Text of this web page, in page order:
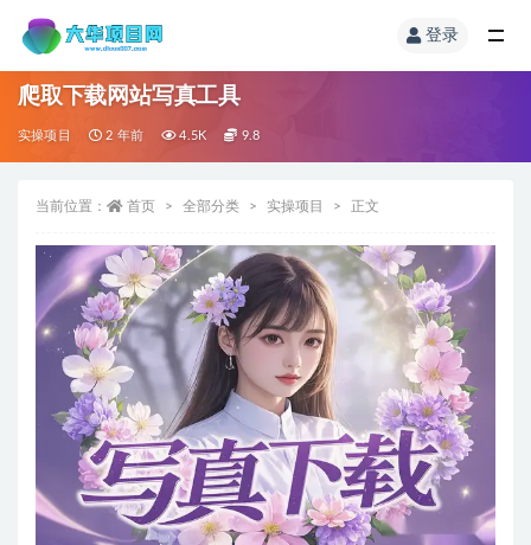
登录
爬取下载网站写真工具
实操项目 2 年前 4.5K 9.8
当前位置： 首页 全部分类 实操项目 正文